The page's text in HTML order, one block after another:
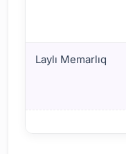
Laylı Memarlıq